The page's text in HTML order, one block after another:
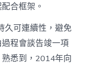
合框架。
久可連續性，避免
程會談告竣一項
悉到，2014年向